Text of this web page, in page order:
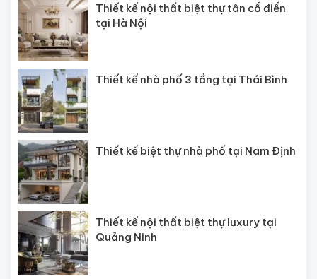
Thiết kế nội thất biệt thự tân cổ điển
tại Hà Nội
Thiết kế nhà phố 3 tầng tại Thái Bình
Thiết kế biệt thự nhà phố tại Nam Định
Thiết kế nội thất biệt thự luxury tại
Quảng Ninh